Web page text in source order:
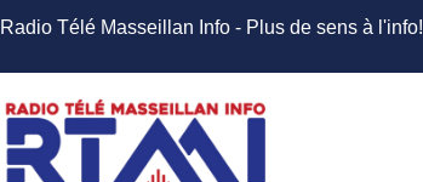
au
Radio Télé Masseillan Info - Plus de sens à l'info!